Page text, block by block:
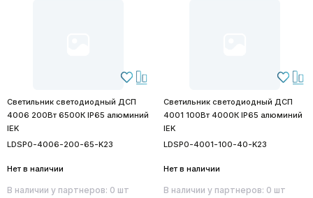
Светильник светодиодный ДСП
4006 200Вт 6500К IP65 алюминий
IEK
LDSP0-4006-200-65-K23
Нет в наличии
В наличии у партнеров: 0 шт
Светильник светодиодный ДСП
4001 100Вт 4000К IP65 алюминий
IEK
LDSP0-4001-100-40-K23
Нет в наличии
В наличии у партнеров: 0 шт